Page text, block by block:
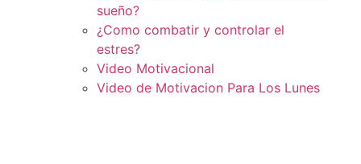
sueño?
¿Como combatir y controlar el
estres?
Video Motivacional
Video de Motivacion Para Los Lunes